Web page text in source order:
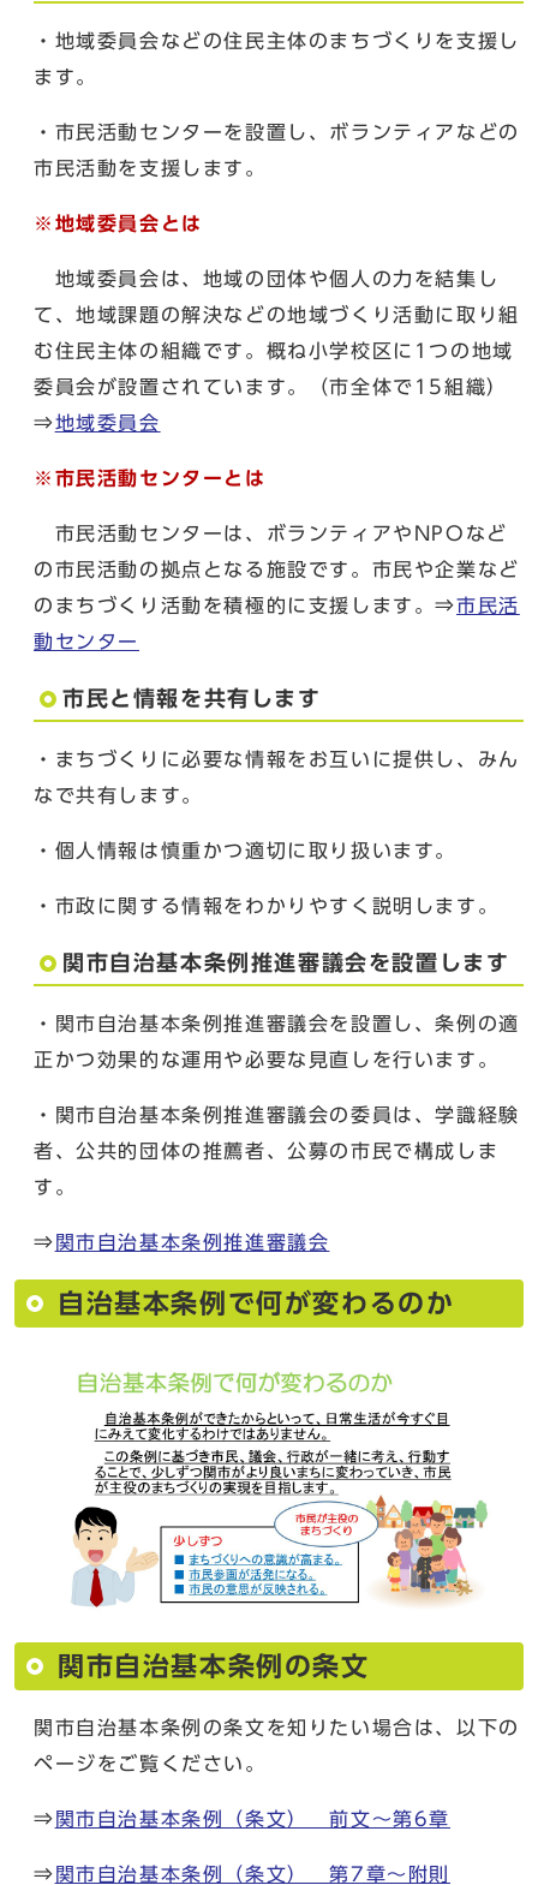
・地域委員会などの住民主体のまちづくりを支援し
ます。
・市民活動センターを設置し、ボランティアなどの
市民活動を支援します。
※地域委員会とは
地域委員会は、地域の団体や個人の力を結集し
て、地域課題の解決などの地域づくり活動に取り組
む住民主体の組織です。概ね小学校区に1つの地域
委員会が設置されています。（市全体で15組織）
⇒地域委員会
※市民活動センターとは
市民活動センターは、ボランティアやNPOなど
の市民活動の拠点となる施設です。市民や企業など
のまちづくり活動を積極的に支援します。⇒市民活
動センター
市民と情報を共有します
・まちづくりに必要な情報をお互いに提供し、みん
なで共有します。
・個人情報は慎重かつ適切に取り扱います。
・市政に関する情報をわかりやすく説明します。
関市自治基本条例推進審議会を設置します
・関市自治基本条例推進審議会を設置し、条例の適
正かつ効果的な運用や必要な見直しを行います。
・関市自治基本条例推進審議会の委員は、学識経験
者、公共的団体の推薦者、公募の市民で構成しま
す。
⇒ 関市自治基本条例推進審議会
自治基本条例で何が変わるのか
関市自治基本条例の条文
関市自治基本条例の条文を知りたい場合は、以下の
ページをご覧ください。
⇒ 関市自治基本条例（条文） 前文～第6章
⇒ 関市自治基本条例（条文） 第7章～附則